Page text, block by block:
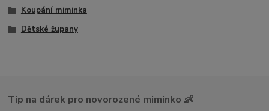
Koupání miminka
Dětské župany
Tip na dárek pro novorozené miminko 👶